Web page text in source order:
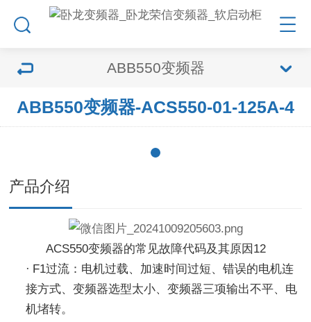
ABB550变频器
ABB550变频器-ACS550-01-125A-4
产品介绍
ACS550变频器的常见故障代码及其原因‌ 12
· F1过流 ‌：电机过载、加速时间过短、错误的电机连
接方式、变频器选型太小、变频器三项输出不平、电
机堵转。